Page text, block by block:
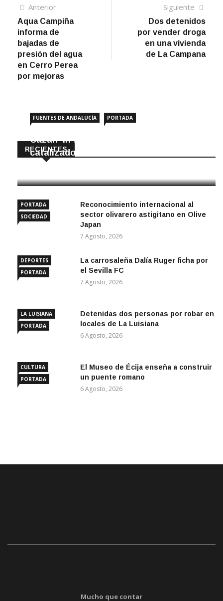
Navegación
de
entradas
AnteriorArtículo
anterior
Aqua Campiña
informa de
bajadas de
presión del agua
en Cerro Perea
por mejoras
Siguiente
Dos detenidos
por vender droga
en una vivienda
de La Campana
RECIENTES
FUENTES DE ANDALUCÍA PORTADA
Cazan ‘in fraganti’ a ladrones de
catalizadores
PORTADA
SOCIEDAD
Reconocimiento internacional al
sector olivarero astigitano en Olive
Japan
7 Agosto, 2026
DEPORTES
PORTADA
La carrosaleña Dalía Ruger ficha por
el Sevilla FC
7 Agosto, 2026
LA LUISIANA
PORTADA
Detenidas dos personas por robar en
locales de La Luisiana
6 Agosto, 2026
CULTURA
PORTADA
El Museo de Écija enseña a construir
un puente romano
6 Agosto, 2026
Mucho que contar